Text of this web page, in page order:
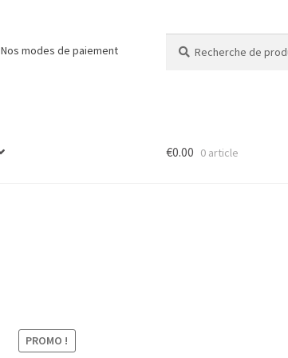
Nos modes de paiement
pour :
€0.00 0 article
PROMO !